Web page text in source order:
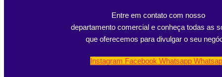
Entre em contato com nosso
departamento comercial e conheça todas as
que oferecemos para divulgar o seu
Instagram Facebook Whatsapp